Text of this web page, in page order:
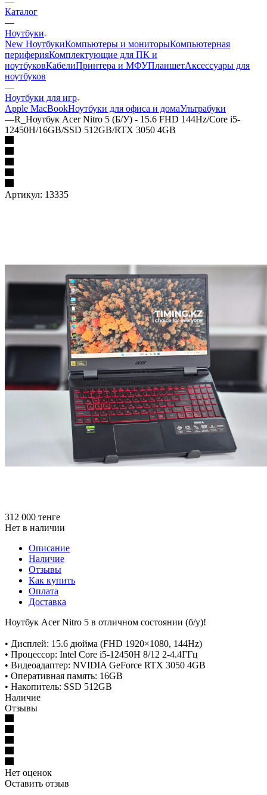
Каталог
—
Ноутбуки
New НоутбукиКомпьютеры и мониторыКомпьютерная
периферияКомплектующие для ПК и
ноутбуковКабелиПринтера и МФУПланшетАксессуары для
ноутбуков
—
Ноутбуки для игр
Apple MacBookНоутбуки для офиса и домаУльтрабуки
—R_Ноутбук Acer Nitro 5 (Б/У) - 15.6 FHD 144Hz/Core i5-
12450H/16GB/SSD 512GB/RTX 3050 4GB
Артикул: 13335
312 000 тенге
Нет в наличии
Описание
Наличие
Отзывы
Как купить
Оплата
Доставка
Ноутбук Acer Nitro 5 в отличном состоянии (б/у)!
• Дисплей: 15.6 дюйма (FHD 1920×1080, 144Hz)
• Процессор: Intel Core i5-12450H 8/12 2-4.4ГГц
• Видеоадаптер: NVIDIA GeForce RTX 3050 4GB
• Оперативная память: 16GB
• Накопитель: SSD 512GB
Наличие
Отзывы
Нет оценок
Оставить отзыв